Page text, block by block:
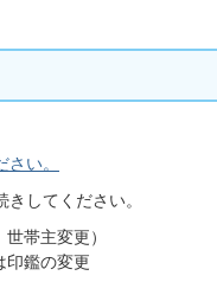
い。
してください。
帯主変更）
印鑑の変更